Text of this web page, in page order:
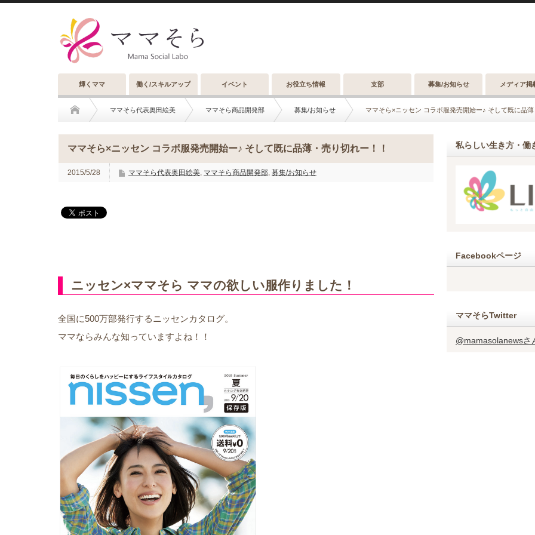
輝くママ 働く/スキルアップ イベント お役立ち情報 支部 募集/お知らせ メディア掲
ママそら代表奥田絵美 ママそら商品開発部 募集/お知らせ ママそら×ニッセン コラボ服発売開始ー♪ そして既に品薄
ママそら×ニッセン コラボ服発売開始ー♪ そして既に品薄・売り切れー！！
2015/5/28 ママそら代表奥田絵美, ママそら商品開発部, 募集/お知らせ
ニッセン×ママそら ママの欲しい服作りました！
全国に500万部発行するニッセンカタログ。
ママならみんな知っていますよね！！
私らしい生き方・
Facebookページ
ママそらTwitter
@mamasolanewsさ